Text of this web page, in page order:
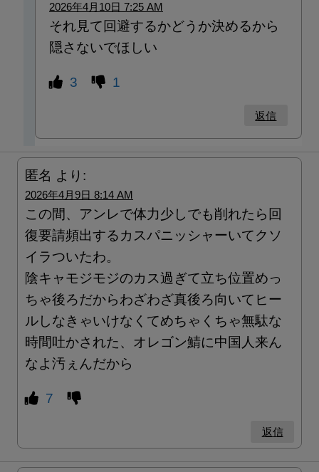
2026年4月10日 7:25 AM
それ見て回避するかどうか決めるから
隠さないでほしい
3 1
返信
匿名 より:
2026年4月9日 8:14 AM
この間、アンレで体力少しでも削れたら回
復要請頻出するカスパニッシャーいてクソ
イラついたわ。
陰キャモジモジのカス過ぎて立ち位置めっ
ちゃ後ろだからわざわざ真後ろ向いてヒー
ルしなきゃいけなくてめちゃくちゃ無駄な
時間吐かされた、オレゴン鯖に中国人来ん
なよ汚ぇんだから
7
返信